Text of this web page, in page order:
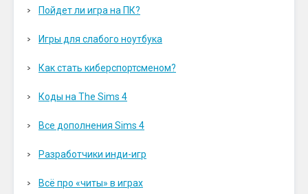
Пойдет ли игра на ПК?
Игры для слабого ноутбука
Как стать киберспортсменом?
Коды на The Sims 4
Все дополнения Sims 4
Разработчики инди-игр
Всё про «читы» в играх